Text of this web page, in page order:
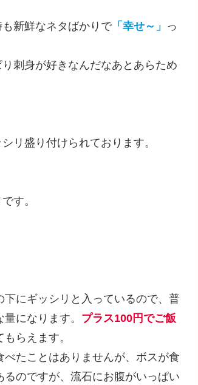
新鮮なネタばかりで「幸せ～」 っ
刺身が好きなんだなあとあらため
リ盛り付けられております。
す。
下にギッシリと入っているので、普
になります。 プラス100円でご飯
もらえます。
べたことはありませんが、ボスが食
るのですが、流石にお腹がいっぱい